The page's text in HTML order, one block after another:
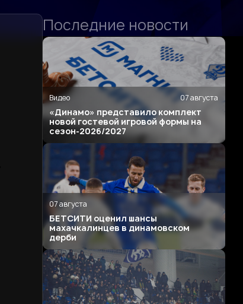
Последние новости
Видео 07 августа
«Динамо» представило комплект
новой гостевой игровой формы на
сезон-2026/2027
07 августа
БЕТСИТИ оценил шансы
махачкалинцев в динамовском
дерби